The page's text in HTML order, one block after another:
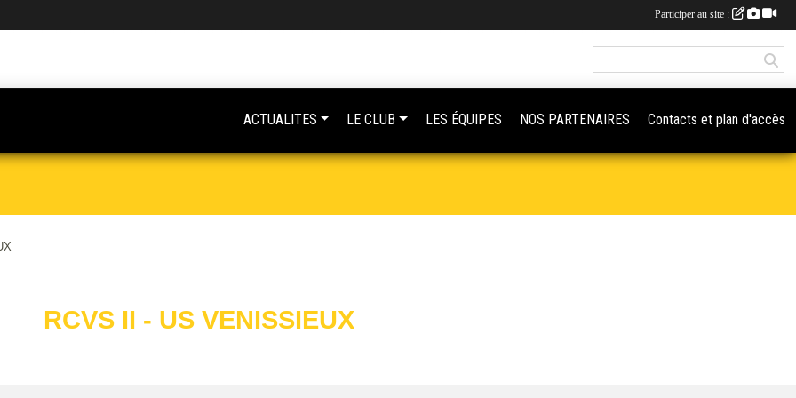
RCVS II - US VENISSIEUX
ACTUALITES LE CLUB LES ÉQUIPES NOS PARTENAIRES Contacts et plan d'accès
Participer au site :